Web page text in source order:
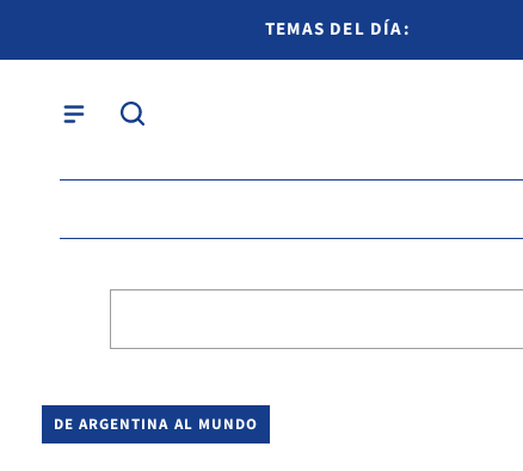
TEMAS DEL DÍA:
DE ARGENTINA AL MUNDO